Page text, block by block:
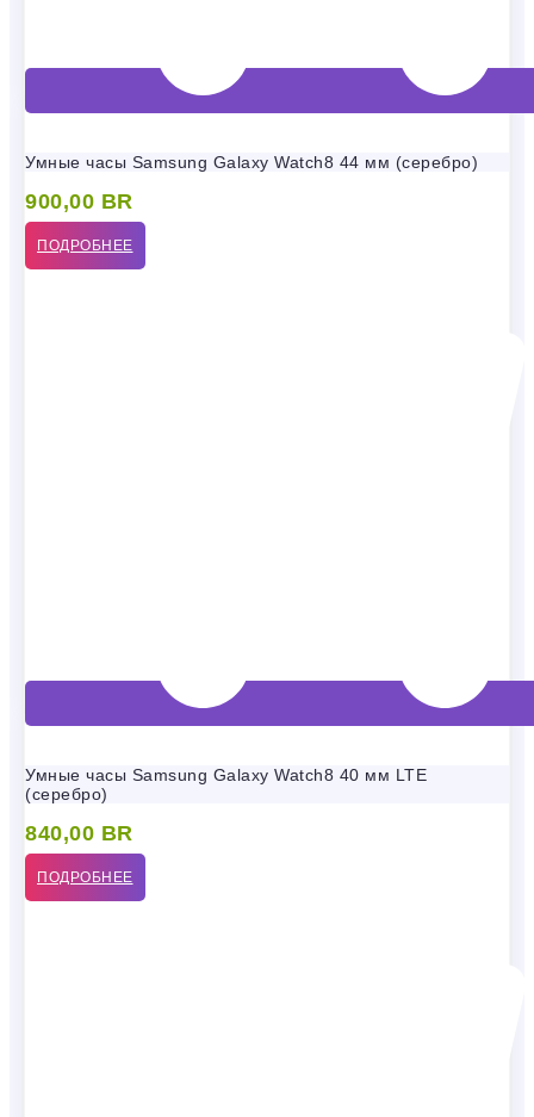
Умные часы Samsung Galaxy Watch8 44 мм (серебро)
900,00 BR
ПОДРОБНЕЕ
Умные часы Samsung Galaxy Watch8 40 мм LTE
(серебро)
840,00 BR
ПОДРОБНЕЕ